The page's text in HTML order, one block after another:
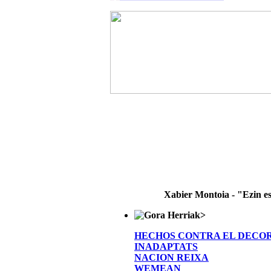
Xabier Montoia - "Ezin
>
HECHOS CONTRA EL
INADAPTATS
NACION REIXA
WEMEAN